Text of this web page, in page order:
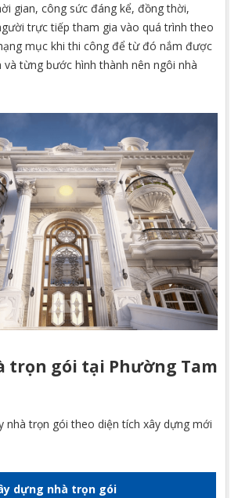
gian, công sức đáng kể, đồng thời,
trực tiếp tham gia vào quá trình theo
mục khi thi công để từ đó nắm được
từng bước hình thành nên ngôi nhà
trọn gói tại Phường Tam
nhà trọn gói theo diện tích xây dựng mới
dựng nhà trọn gói